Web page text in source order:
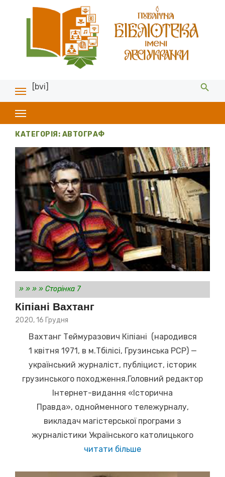
[bvi]
КАТЕГОРІЯ: АВТОГРАФ
» » » » Сторінка 7
Кіпіані Вахтанг
Posted
2020, 16 Грудня
Вахтанг Теймуразович Кіпіані (народився
1 квітня 1971, в м.Тбілісі, Грузинська РСР) —
український журналіст, публіцист, історик
грузинського походження.Головний редактор
Інтернет-видання «Історична
Правда», однойменного тележурналу,
викладач магістерської програми з
журналістики Українського католицького
читати більше